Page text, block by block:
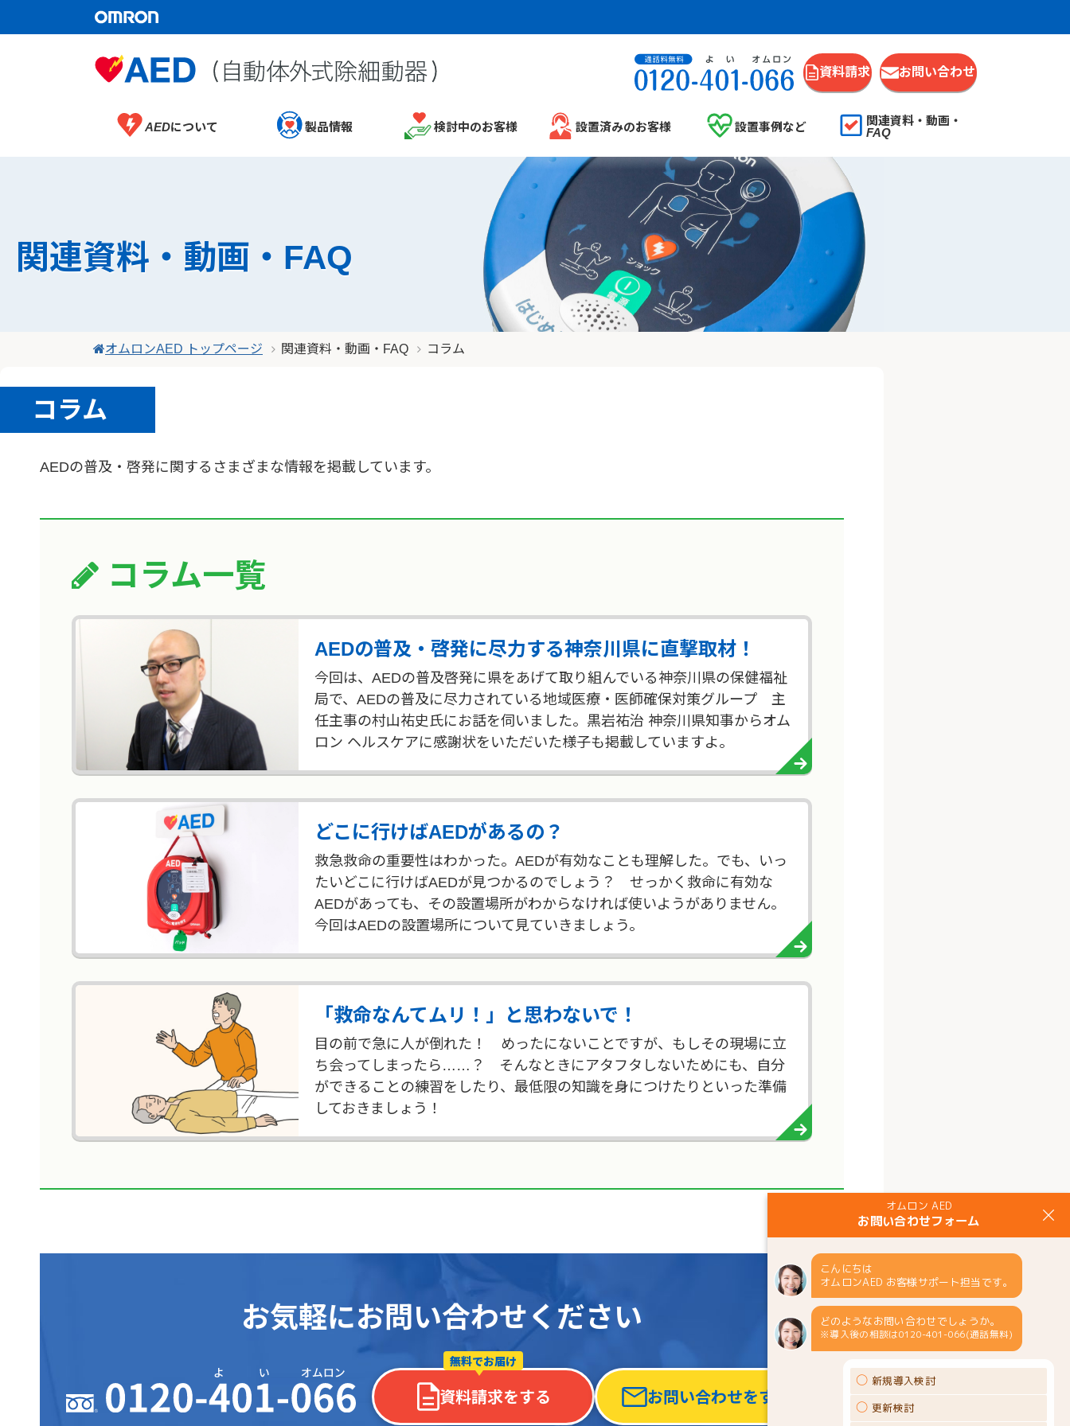
資料請求 お問い合わせ
AEDについて 製品情報 検討中のお客様 設置済みのお客様 設置事例など
関連資料・動画・
FAQ
関連資料・動画・FAQ
オムロンAED トップページ 関連資料・動画・FAQ コラム
コラム
AEDの普及・啓発に関するさまざまな情報を掲載しています。
コラム一覧
AEDの普及・啓発に尽力する神奈川県に直撃取材！
今回は、AEDの普及啓発に県をあげて取り組んでいる神奈川県の保健福祉
局で、AEDの普及に尽力されている地域医療・医師確保対策グループ 主
任主事の村山祐史氏にお話を伺いました。黒岩祐治 神奈川県知事からオム
ロン ヘルスケアに感謝状をいただいた様子も掲載していますよ。
どこに行けばAEDがあるの？
救急救命の重要性はわかった。AEDが有効なことも理解した。でも、いっ
たいどこに行けばAEDが見つかるのでしょう？ せっかく救命に有効な
AEDがあっても、その設置場所がわからなければ使いようがありません。
今回はAEDの設置場所について見ていきましょう。
「救命なんてムリ！」と思わないで！
目の前で急に人が倒れた！ めったにないことですが、もしその現場に立
ち会ってしまったら……？ そんなときにアタフタしないためにも、自分
ができることの練習をしたり、最低限の知識を身につけたりといった準備
しておきましょう！
お気軽にお問い合わせください
無料でお届け
資料請求をする お問い合わせをする